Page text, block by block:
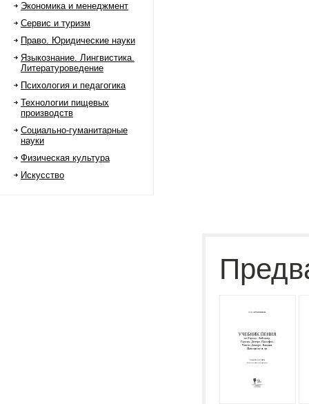
Экономика и менеджмент
Сервис и туризм
Право. Юридические науки
Языкознание. Лингвистика.
Литературоведение
Психология и педагогика
Технологии пищевых
производств
Социально-гуманитарные
науки
Физическая культура
Искусство